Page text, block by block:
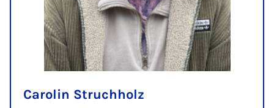
Carolin Struchholz